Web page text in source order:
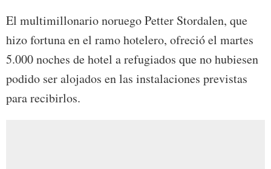
El multimillonario noruego Petter Stordalen, que
hizo fortuna en el ramo hotelero, ofreció el martes
5.000 noches de hotel a refugiados que no hubiesen
podido ser alojados en las instalaciones previstas
para recibirlos.